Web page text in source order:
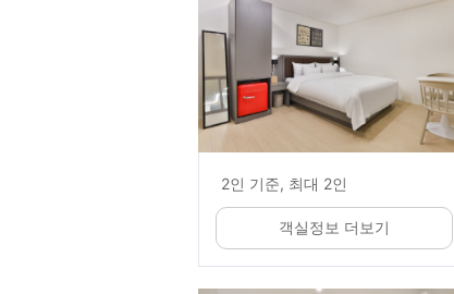
2인 기준, 최대 2인
객실정보 더보기